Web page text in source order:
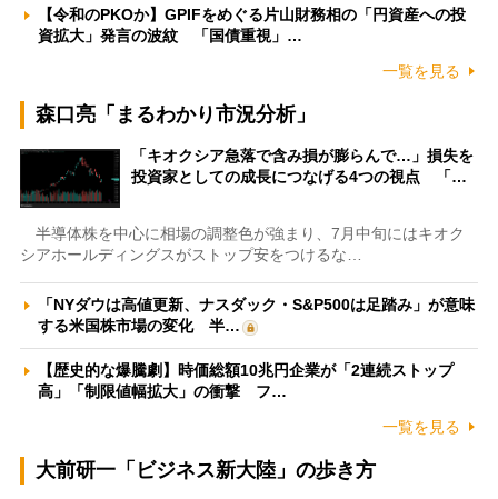
【令和のPKOか】GPIFをめぐる片山財務相の「円資産への投
資拡大」発言の波紋 「国債重視」…
一覧を見る
森口亮「まるわかり市況分析」
「キオクシア急落で含み損が膨らんで…」損失を
投資家としての成長につなげる4つの視点 「…
半導体株を中心に相場の調整色が強まり、7月中旬にはキオク
シアホールディングスがストップ安をつけるな…
「NYダウは高値更新、ナスダック・S&P500は足踏み」が意味
する米国株市場の変化 半…
【歴史的な爆騰劇】時価総額10兆円企業が「2連続ストップ
高」「制限値幅拡大」の衝撃 フ…
一覧を見る
大前研一「ビジネス新大陸」の歩き方